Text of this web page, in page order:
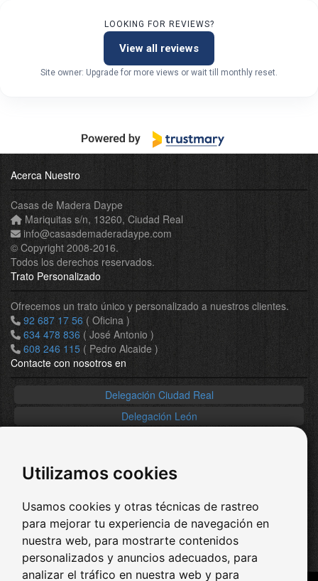
Utilizamos cookies
Usamos cookies y otras técnicas de rastreo
para mejorar tu experiencia de navegación en
nuestra web, para mostrarte contenidos
personalizados y anuncios adecuados, para
analizar el tráfico en nuestra web y para
LOOKING FOR REVIEWS?
View all reviews
Site owner: Upgrade for more views or wait till monthly reset.
Acerca Nuestro
Casas de Madera Daype
Mariquitas s/n, 13260, Ciudad Real
info@casasdemaderadaype.com
© Copyright 2008-2016.
Todos los derechos reservados.
Trato Personalizado
Ofrecemos un trato único y personalizado a nuestros clientes.
92 687 17 56 ( Oficina )
634 478 836 ( José Antonio )
608 246 115 ( Pedro Alcaide )
Contacte con nosotros en
Delegación Ciudad Real
Delegación León
Redes Sociales
-Facebook
-Twitter
-Youtube
Pinterest